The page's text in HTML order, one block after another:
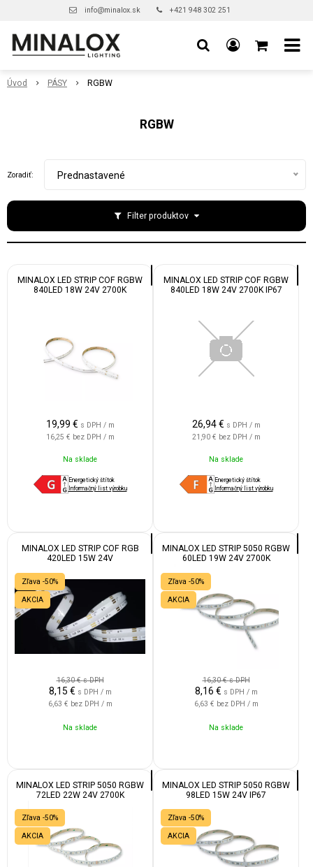
info@minalox.sk +421 948 302 251
Úvod PÁSY RGBW
RGBW
Filter produktov
Zoradiť: Prednastavené
MINALOX LED STRIP COF RGBW
840LED 18W 24V 2700K
19,99 € s DPH / m
16,25 € bez DPH / m
Na sklade
Energetický štítok
Informačný list výrobku
MINALOX LED STRIP COF RGBW
840LED 18W 24V 2700K IP67
26,94 € s DPH / m
21,90 € bez DPH / m
Na sklade
Energetický štítok
Informačný list výrobku
MINALOX LED STRIP COF RGB
420LED 15W 24V
Zľava -50%
AKCIA
16,30 €s DPH
8,15 € s DPH / m
6,63 € bez DPH / m
Na sklade
MINALOX LED STRIP 5050 RGBW
60LED 19W 24V 2700K
Zľava -50%
AKCIA
16,30 €s DPH
8,16 € s DPH / m
6,63 € bez DPH / m
Na sklade
MINALOX LED STRIP 5050 RGBW
72LED 22W 24V 2700K
Zľava -50%
AKCIA
MINALOX LED STRIP 5050 RGBW
98LED 15W 24V IP67
Zľava -50%
AKCIA